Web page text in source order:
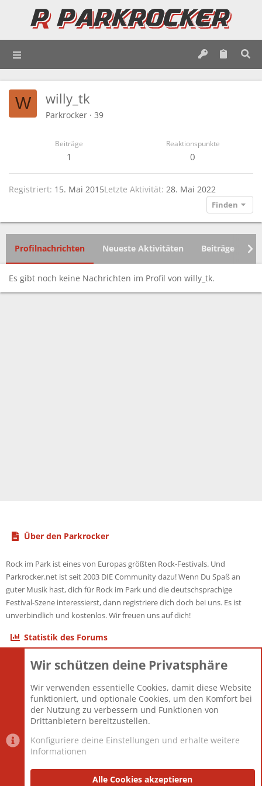
W willy_tk
Parkrocker · 39
Beiträge
1
Reaktionspunkte
0
Registriert 15. Mai 2015Letzte Aktivität 28. Mai 2022
Finden
Profilnachrichten Neueste Aktivitäten Beiträge
Es gibt noch keine Nachrichten im Profil von willy_tk.
Über den Parkrocker
Rock im Park ist eines von Europas größten Rock-Festivals. Und
Parkrocker.net ist seit 2003 DIE Community dazu! Wenn Du Spaß an
guter Musik hast, dich für Rock im Park und die deutschsprachige
Festival-Szene interessierst, dann registriere dich doch bei uns. Es ist
unverbindlich und kostenlos. Wir freuen uns auf dich!
Statistik des Forums
Themen
Mitglieder
12.427
Neuestes Mitglied
Berlin
Datenschutzerklärung Impressum
Wir schützen deine Privatsphäre
Wir verwenden essentielle Cookies, damit diese Website
funktioniert, und optionale Cookies, um den Komfort bei
der Nutzung zu verbessern und Funktionen von
Drittanbietern bereitzustellen.
Konfiguriere deine Einstellungen und erhalte weitere
Informationen
Alle Cookies akzeptieren